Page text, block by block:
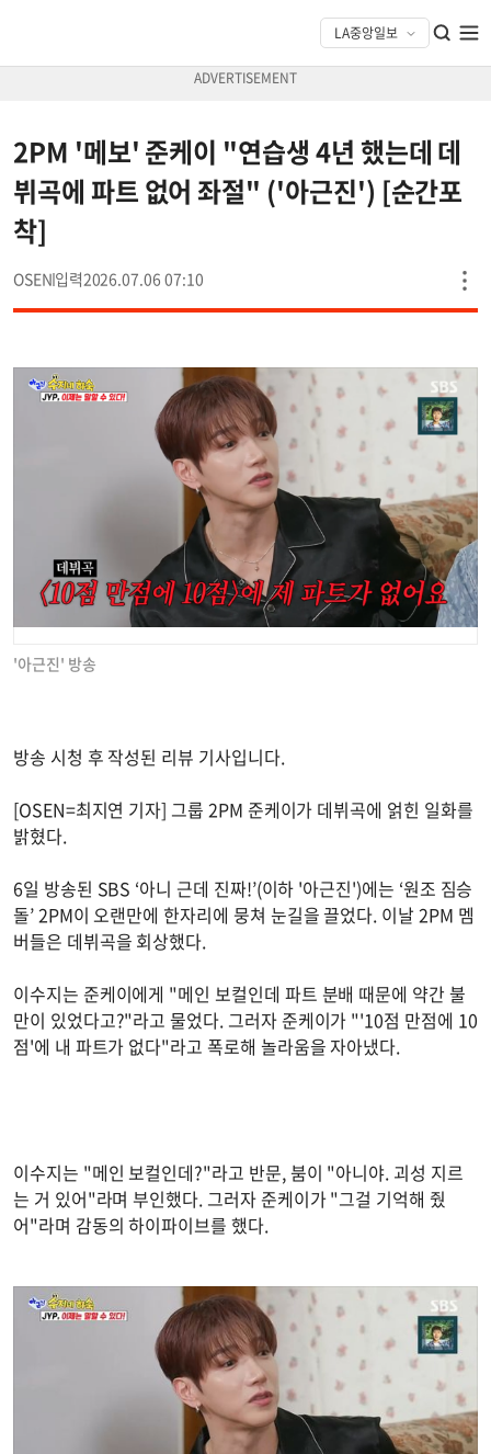
2PM '메보' 준케이 "연습생 4년 했는데 데
뷔곡에 파트 없어 좌절" ('아근진') [순간포
착]
OSEN 2026.07.06 07:10
'아근진' 방송
방송 시청 후 작성된 리뷰 기사입니다.
[OSEN=최지연 기자] 그룹 2PM 준케이가 데뷔곡에 얽힌 일화를
밝혔다.
6일 방송된 SBS ‘아니 근데 진짜!’(이하 '아근진')에는 ‘원조 짐승
돌’ 2PM이 오랜만에 한자리에 뭉쳐 눈길을 끌었다. 이날 2PM 멤
버들은 데뷔곡을 회상했다.
이수지는 준케이에게 "메인 보컬인데 파트 분배 때문에 약간 불
만이 있었다고?"라고 물었다. 그러자 준케이가 "'10점 만점에 10
점'에 내 파트가 없다"라고 폭로해 놀라움을 자아냈다.
이수지는 "메인 보컬인데?"라고 반문, 붐이 "아니야. 괴성 지르
는 거 있어"라며 부인했다. 그러자 준케이가 "그걸 기억해 줬
어"라며 감동의 하이파이브를 했다.